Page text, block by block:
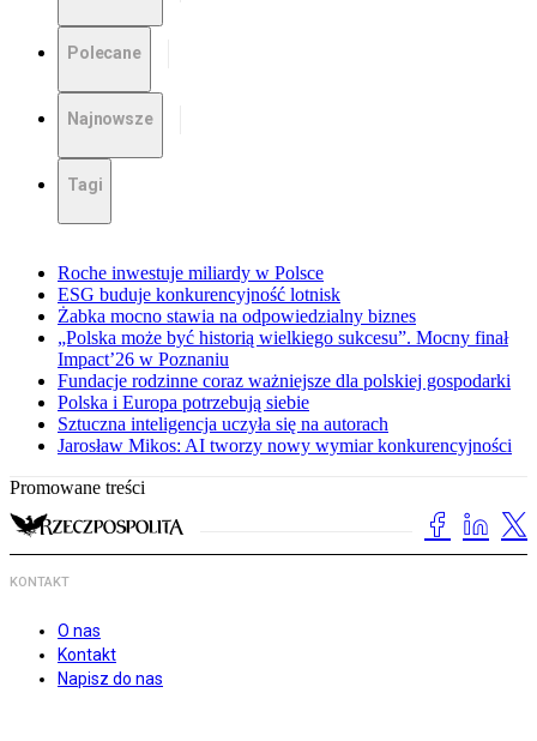
Polecane
Najnowsze
Tagi
Roche inwestuje miliardy w Polsce
ESG buduje konkurencyjność lotnisk
Żabka mocno stawia na odpowiedzialny biznes
„Polska może być historią wielkiego sukcesu”. Mocny finał
Impact’26 w Poznaniu
Fundacje rodzinne coraz ważniejsze dla polskiej gospodarki
Polska i Europa potrzebują siebie
Sztuczna inteligencja uczyła się na autorach
Jarosław Mikos: AI tworzy nowy wymiar konkurencyjności
Promowane treści
KONTAKT
O nas
Kontakt
Napisz do nas